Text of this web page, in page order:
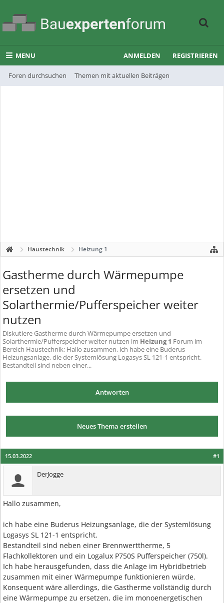
MENU
Foren durchsuchen Themen mit aktuellen Beiträgen
ANMELDEN REGISTRIEREN
Haustechnik Heizung 1
Gastherme durch Wärmepumpe
ersetzen und
Solarthermie/Pufferspeicher weiter
nutzen
DiskutiereGastherme durch Wärmepumpe ersetzen und
Solarthermie/Pufferspeicher weiter nutzen im Heizung 1 Forum im
Bereich Haustechnik; Hallo zusammen, ich habe eine Buderus
Heizungsanlage, die der Systemlösung Logasys SL 121-1 entspricht.
Bestandteil sind neben einer...
Antworten
Neues Thema erstellen
#1
15.03.2022
DerJogge
Hallo zusammen,
ich habe eine Buderus Heizungsanlage, die der Systemlösung
Logasys SL 121-1 entspricht.
Bestandteil sind neben einer Brennwerttherme, 5
Flachkollektoren und ein Logalux P750S Pufferspeicher (750l).
Ich habe herausgefunden, dass die Anlage im Hybridbetrieb
zusammen mit einer Wärmepumpe funktionieren würde.
Konsequent wäre allerdings, die Gastherme vollständig durch
eine Wärmepumpe zu ersetzen, die im monoenergetischen